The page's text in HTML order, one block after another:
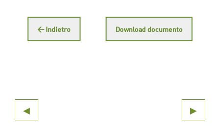
← Indietro Download documento
◀ ▶